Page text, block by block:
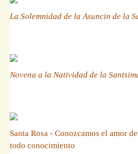
La Solemnidad de la Asuncin de la
Novena a la Natividad de la
Santa Rosa - Conozcamos el amor
todo conocimiento